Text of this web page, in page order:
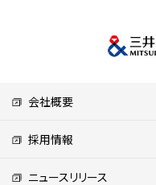
会社概要
採用情報
ニュースリリース